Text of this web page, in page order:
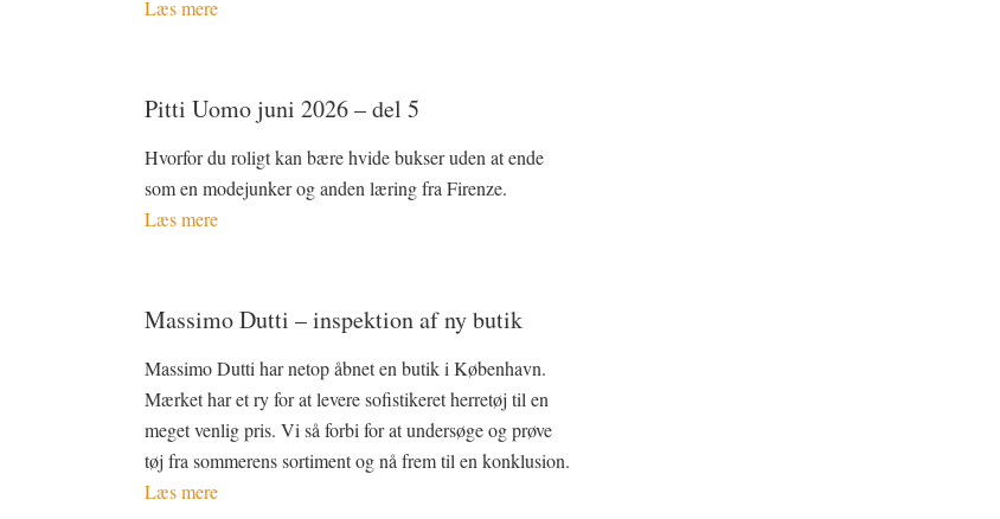
Læs mere
Pitti Uomo juni 2026 – del 5
Hvorfor du roligt kan bære hvide bukser uden at ende
som en modejunker og anden læring fra Firenze.
Læs mere
Massimo Dutti – inspektion af ny butik
Massimo Dutti har netop åbnet en butik i København.
Mærket har et ry for at levere sofistikeret herretøj til en
meget venlig pris. Vi så forbi for at undersøge og prøve
tøj fra sommerens sortiment og nå frem til en konklusion.
Læs mere